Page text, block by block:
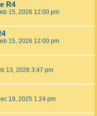
R4
15, 2026 12:00 pm
15, 2026 12:00 pm
13, 2026 3:47 pm
19, 2025 1:24 pm